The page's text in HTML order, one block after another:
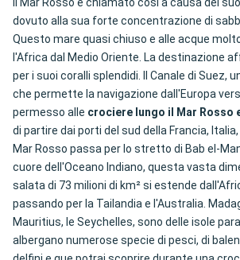
Il Mar Rosso è chiamato così a causa del
dovuto alla sua forte concentrazione di
Questo mare quasi chiuso e alle acque
l'Africa dal Medio Oriente. La destinazione
per i suoi coralli splendidi. Il Canale di Suez,
che permette la navigazione dall'Europa
permesso alle crociere lungo il Mar Rosso
di partire dai porti del sud della Francia, Italia,
Mar Rosso passa per lo stretto di Bab el-
cuore dell'Oceano Indiano, questa vasta
salata di 73 milioni di km² si estende
passando per la Tailandia e l'Australia.
Mauritius, le Seychelles, sono delle isole
albergano numerose specie di pesci, di